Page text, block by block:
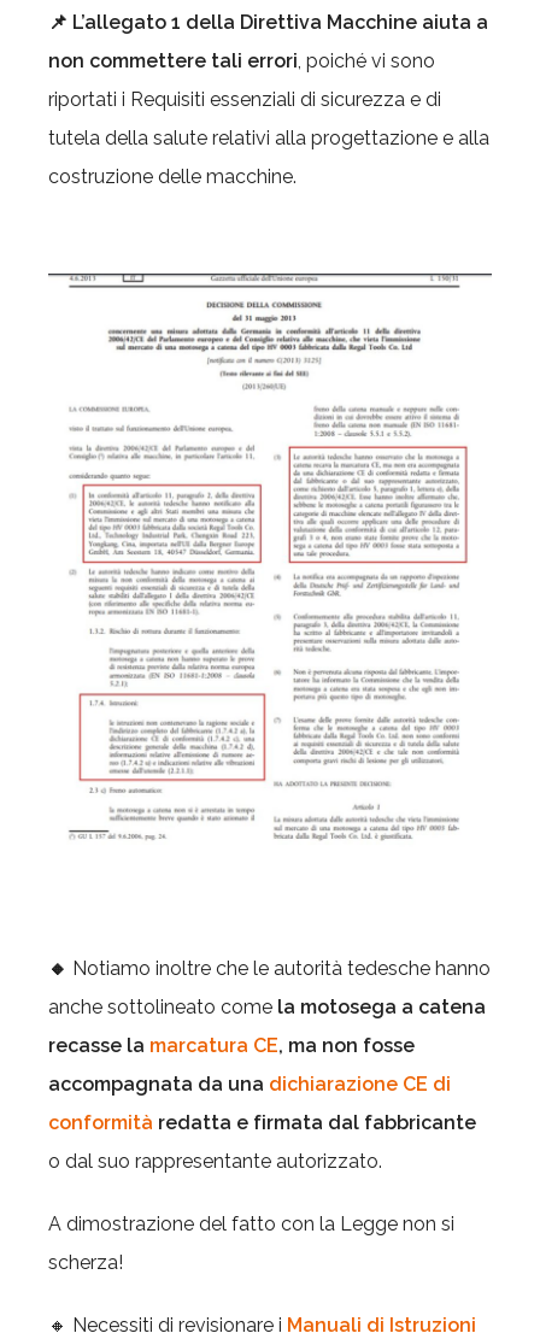
📌 L’allegato 1 della Direttiva Macchine aiuta a
non commettere tali errori, poiché vi sono
riportati i Requisiti essenziali di sicurezza e di
tutela della salute relativi alla progettazione e alla
costruzione delle macchine.
🔸 Notiamo inoltre che le autorità tedesche hanno
anche sottolineato come la motosega a catena
recasse la marcatura CE, ma non fosse
accompagnata da una dichiarazione CE di
conformità redatta e firmata dal fabbricante
o dal suo rappresentante autorizzato.
A dimostrazione del fatto con la Legge non si
scherza!
🔸 Necessiti di revisionare i Manuali di Istruzioni